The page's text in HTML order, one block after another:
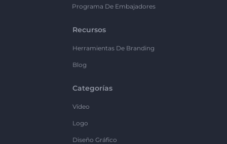
Programa De Embajadores
Recursos
Herramientas De Branding
Blog
Categorías
Vídeo
Logo
Diseño Gráfico